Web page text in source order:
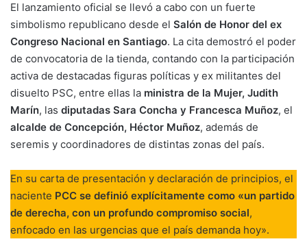
El lanzamiento oficial se llevó a cabo con un fuerte
simbolismo republicano desde el Salón de Honor del ex
Congreso Nacional en Santiago. La cita demostró el poder
de convocatoria de la tienda, contando con la participación
activa de destacadas figuras políticas y ex militantes del
disuelto PSC, entre ellas la ministra de la Mujer, Judith
Marín, las diputadas Sara Concha y Francesca Muñoz, el
alcalde de Concepción, Héctor Muñoz, además de
seremis y coordinadores de distintas zonas del país.
En su carta de presentación y declaración de principios, el
naciente PCC se definió explícitamente como «un partido
de derecha, con un profundo compromiso social,
enfocado en las urgencias que el país demanda hoy».